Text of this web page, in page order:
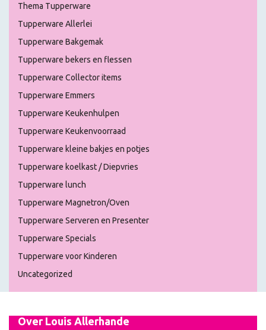
Thema Tupperware
Tupperware Allerlei
Tupperware Bakgemak
Tupperware bekers en flessen
Tupperware Collector items
Tupperware Emmers
Tupperware Keukenhulpen
Tupperware Keukenvoorraad
Tupperware kleine bakjes en potjes
Tupperware koelkast / Diepvries
Tupperware lunch
Tupperware Magnetron/Oven
Tupperware Serveren en Presenter
Tupperware Specials
Tupperware voor Kinderen
Uncategorized
Over Louis Allerhande